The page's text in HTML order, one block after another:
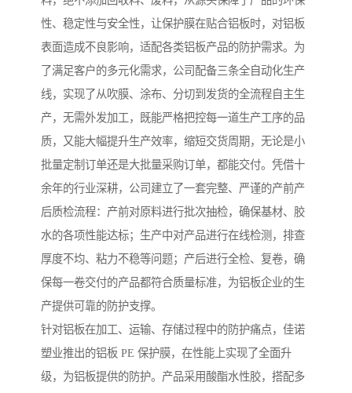
性、稳定性与安全性，让保护膜在贴合铝板时，对铝板
表面造成不良影响，适配各类铝板产品的防护需求。为
了满足客户的多元化需求，公司配备三条全自动化生产
线，实现了从吹膜、涂布、分切到发货的全流程自主生
产，无需外发加工，既能严格把控每一道生产工序的品
质，又能大幅提升生产效率，缩短交货周期，无论是小
批量定制订单还是大批量采购订单，都能交付。凭借十
余年的行业深耕，公司建立了一套完整、严谨的产前产
后质检流程：产前对原料进行批次抽检，确保基材、胶
水的各项性能达标；生产中对产品进行在线检测，排查
厚度不均、粘力不稳等问题；产后进行全检、复卷，确
保每一卷交付的产品都符合质量标准，为铝板企业的生
产提供可靠的防护支撑。
针对铝板在加工、运输、存储过程中的防护痛点，佳诺
塑业推出的铝板 PE 保护膜，在性能上实现了全面升
级，为铝板提供的防护。产品采用酸酯水性胶，搭配多